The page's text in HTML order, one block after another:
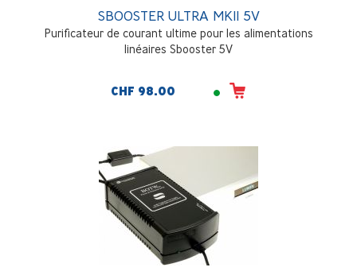
SBOOSTER ULTRA MKII 5V
Purificateur de courant ultime pour les alimentations
linéaires Sbooster 5V
CHF 98.00